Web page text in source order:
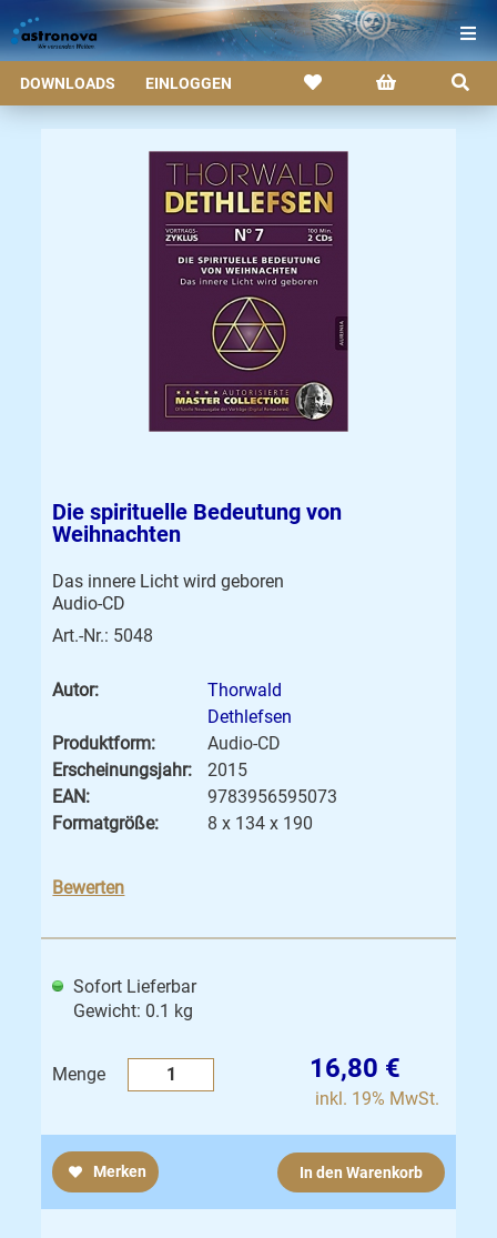
DOWNLOADS EINLOGGEN
Die spirituelle Bedeutung von
Weihnachten
Das innere Licht wird geboren
Audio-CD
Art.-Nr.: 5048
Autor:
Thorwald
Dethlefsen
Produktform:
Audio-CD
Erscheinungsjahr:
2015
EAN:
9783956595073
Formatgröße:
8 x 134 x 190
Bewerten
Menge 16,80 €
inkl. 19% MwSt.
Sofort Lieferbar
Gewicht: 0.1 kg
Merken In den Warenkorb